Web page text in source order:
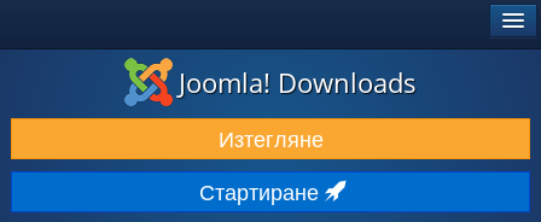
ИЗТЕГЛЯНЕ & РАЗШИРЯВАНЕ
ОТКРИВАЙТЕ & УЧЕТЕ
ОБЩНОСТ & ПОДДРЪЖКА
Joomla! Downloads
Изтегляне
Стартиране